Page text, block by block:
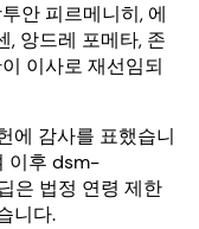
안 피르메니히, 에
, 앙드레 포메타, 존
이사로 재선임되
에 감사를 표했습니
이후 dsm-
은 법정 연령 제한
니다.